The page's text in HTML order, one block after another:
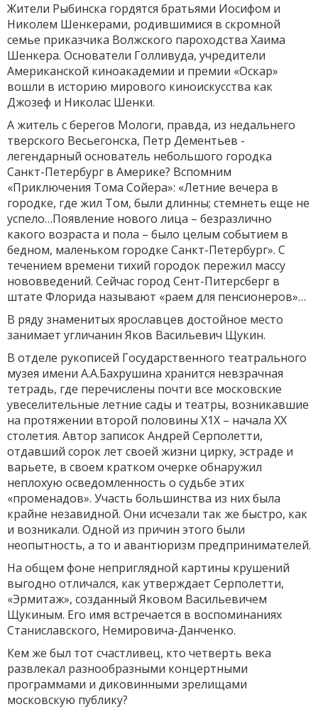
Жители Рыбинска гордятся братьями Иосифом и
Николем Шенкерами, родившимися в скромной
семье приказчика Волжского пароходства Хаима
Шенкера. Основатели Голливуда, учредители
Американской киноакадемии и премии «Оскар»
вошли в историю мирового киноискусства как
Джозеф и Николас Шенки.
А житель с берегов Мологи, правда, из недальнего
тверского Весьегонска, Петр Дементьев -
легендарный основатель небольшого городка
Санкт-Петербург в Америке? Вспомним
«Приключения Тома Сойера»: «Летние вечера в
городке, где жил Том, были длинны; стемнеть еще не
успело…Появление нового лица – безразлично
какого возраста и пола – было целым событием в
бедном, маленьком городке Санкт-Петербург». С
течением времени тихий городок пережил массу
нововведений. Сейчас город Сент-Питерсберг в
штате Флорида называют «раем для пенсионеров»…
В ряду знаменитых ярославцев достойное место
занимает угличанин Яков Васильевич Щукин.
В отделе рукописей Государственного театрального
музея имени А.А.Бахрушина хранится невзрачная
тетрадь, где перечислены почти все московские
увеселительные летние сады и театры, возникавшие
на протяжении второй половины Х1Х – начала ХХ
столетия. Автор записок Андрей Серполетти,
отдавший сорок лет своей жизни цирку, эстраде и
варьете, в своем кратком очерке обнаружил
неплохую осведомленность о судьбе этих
«променадов». Участь большинства из них была
крайне незавидной. Они исчезали так же быстро, как
и возникали. Одной из причин этого были
неопытность, а то и авантюризм предпринимателей.
На общем фоне неприглядной картины крушений
выгодно отличался, как утверждает Серполетти,
«Эрмитаж», созданный Яковом Васильевичем
Щукиным. Его имя встречается в воспоминаниях
Станиславского, Немировича-Данченко.
Кем же был тот счастливец, кто четверть века
развлекал разнообразными концертными
программами и диковинными зрелищами
московскую публику?